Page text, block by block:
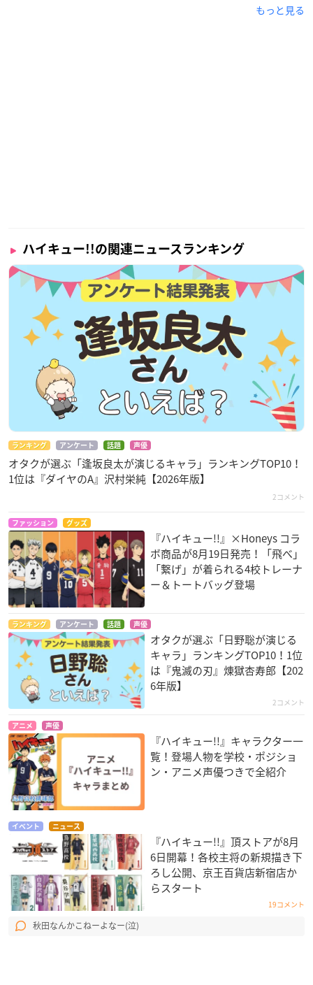
もっと見る
ハイキュー!!の関連ニュースランキング
ランキング アンケート 話題 声優
オタクが選ぶ「逢坂良太が演じるキャラ」ランキングTOP10！
1位は『ダイヤのA』沢村栄純【2026年版】
2コメント
ファッション グッズ
『ハイキュー!!』×Honeys コラ
ボ商品が8月19日発売！「飛べ」
「繋げ」が着られる4校トレーナ
ー＆トートバッグ登場
ランキング アンケート 話題 声優
オタクが選ぶ「日野聡が演じる
キャラ」ランキングTOP10！1位
は『鬼滅の刃』煉󠄁獄杏寿郎【202
6年版】
2コメント
アニメ 声優
『ハイキュー!!』キャラクター一
覧！登場人物を学校・ポジショ
ン・アニメ声優つきで全紹介
イベント ニュース
『ハイキュー!!』頂ストアが8月
6日開幕！各校主将の新規描き下
ろし公開、京王百貨店新宿店か
らスタート
19コメント
秋田なんかこねーよなー(泣)